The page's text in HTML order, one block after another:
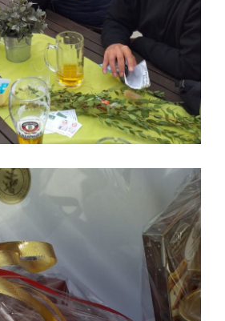
Lindt Shop Heidelberg am